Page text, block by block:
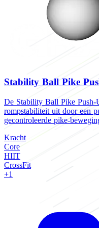
Stability Ball Pike
De Stability Ball Pike Push-
rompstabiliteit uit door een
gecontroleerde pike-
Kracht
Core
HIIT
CrossFit
+1